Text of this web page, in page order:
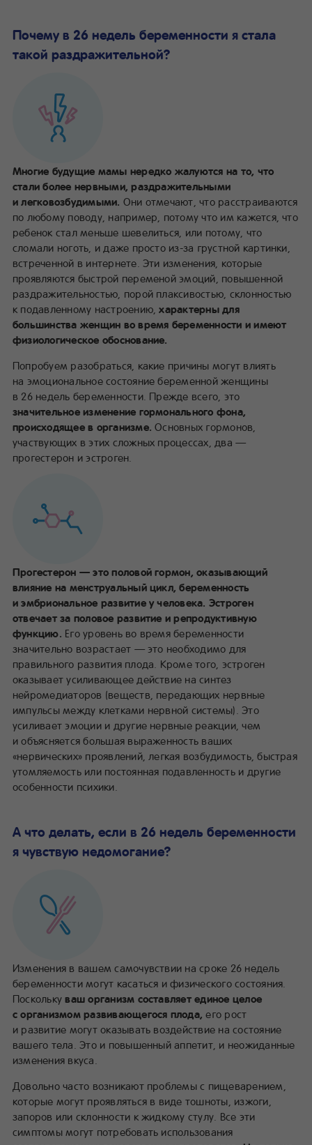
Почему в 26 недель беременности я стала
такой раздражительной?
Многие будущие мамы нередко жалуются на то, что
стали более нервными, раздражительными
и легковозбудимыми. Они отмечают, что расстраиваются
по любому поводу, например, потому что им кажется, что
ребенок стал меньше шевелиться, или потому, что
сломали ноготь, и даже просто из-за грустной картинки,
встреченной в интернете. Эти изменения, которые
проявляются быстрой переменой эмоций, повышенной
раздражительностью, порой плаксивостью, склонностью
к подавленному настроению,характерны для
большинства женщин во время беременности и имеют
физиологическое обоснование.
Попробуем разобраться, какие причины могут влиять
на эмоциональное состояние беременной женщины
в 26 недель беременности. Прежде всего, это
значительное изменение гормонального фона,
происходящее в организме.Основных гормонов,
участвующих в этих сложных процессах, два —
прогестерон и эстроген.
Прогестерон — это половой гормон, оказывающий
влияние на менструальный цикл, беременность
и эмбриональное развитие у человека. Эстроген
отвечает за половое развитие и репродуктивную
функцию. Его уровень во время беременности
значительно возрастает — это необходимо для
правильного развития плода. Кроме того, эстроген
оказывает усиливающее действие на синтез
нейромедиаторов (веществ, передающих нервные
импульсы между клетками нервной системы). Это
усиливает эмоции и другие нервные реакции, чем
и объясняется большая выраженность ваших
«нервических» проявлений, легкая возбудимость, быстрая
утомляемость или постоянная подавленность и другие
особенности психики.
А что делать, если в 26 недель беременности
я чувствую недомогание?
Изменения в вашем самочувствии на сроке 26 недель
беременности могут касаться и физического состояния.
Посколькуваш организм составляет единое целое
с организмом развивающегося плода,его рост
и развитие могут оказывать воздействие на состояние
вашего тела. Это и повышенный аппетит, и неожиданные
изменения вкуса.
Довольно часто возникают проблемы с пищеварением,
которые могут проявляться в виде тошноты, изжоги,
запоров или склонности к жидкому стулу. Все эти
симптомы могут потребовать использования